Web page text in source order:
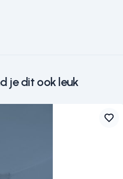
je dit ook leuk